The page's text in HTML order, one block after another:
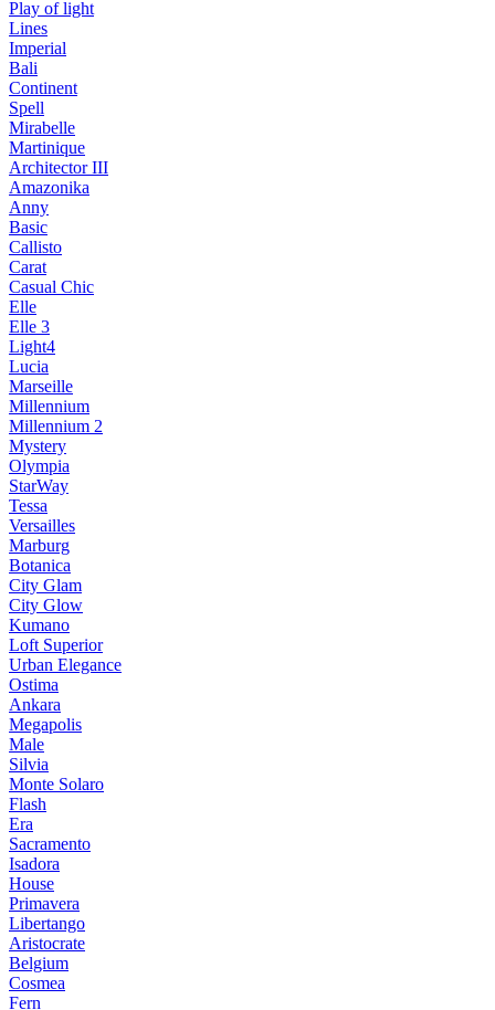
Play of light
Lines
Imperial
Bali
Continent
Spell
Mirabelle
Martinique
Architector III
Amazonika
Anny
Basic
Callisto
Carat
Casual Chic
Elle
Elle 3
Light4
Lucia
Marseille
Millennium
Millennium 2
Mystery
Olympia
StarWay
Tessa
Versailles
Marburg
Botanica
City Glam
City Glow
Kumano
Loft Superior
Urban Elegance
Ostima
Ankara
Megapolis
Male
Silvia
Monte Solaro
Flash
Era
Sacramento
Isadora
House
Primavera
Libertango
Aristocrate
Belgium
Cosmea
Fern